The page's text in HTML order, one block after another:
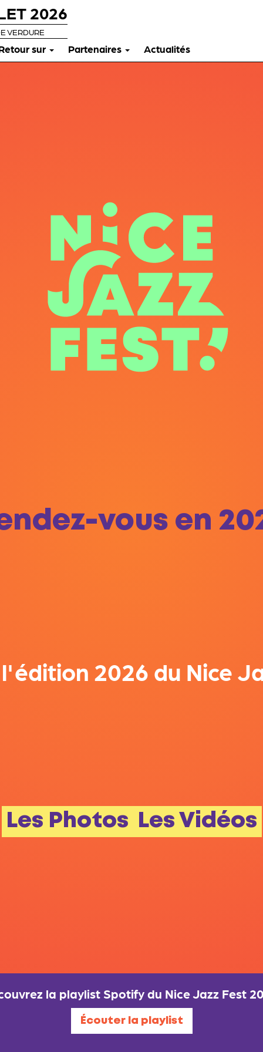
2026
VERDURE
sur Partenaires Actualités
vous en
2026 du Nice
Les Photos Les Vidéos
la playlist Spotify du Nice Jazz Fest
Écouter la playlist